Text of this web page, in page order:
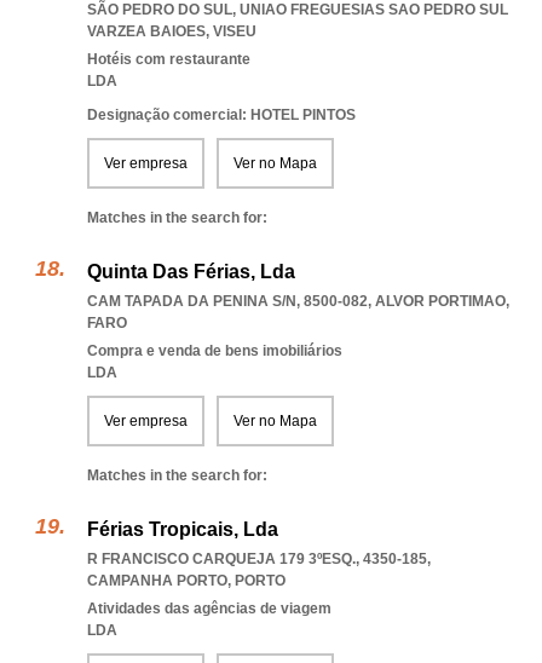
SÃO PEDRO DO SUL, UNIAO FREGUESIAS SAO PEDRO SUL
VARZEA BAIOES, VISEU
Hotéis com restaurante
LDA
Designação comercial: HOTEL PINTOS
Ver empresa Ver no Mapa
Matches in the search for:
Quinta Das Férias, Lda
CAM TAPADA DA PENINA S/N, 8500-082, ALVOR PORTIMAO,
FARO
Compra e venda de bens imobiliários
LDA
Ver empresa Ver no Mapa
Matches in the search for:
Férias Tropicais, Lda
R FRANCISCO CARQUEJA 179 3ºESQ., 4350-185,
CAMPANHA PORTO, PORTO
Atividades das agências de viagem
LDA